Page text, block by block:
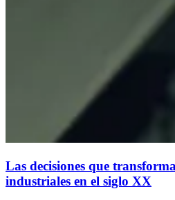
Las decisiones que
industriales en el siglo XX